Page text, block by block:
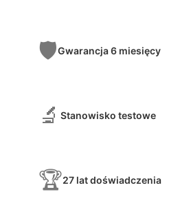
🛡️Gwarancja 6 miesięcy
🔬Stanowisko testowe
🏆27 lat doświadczenia